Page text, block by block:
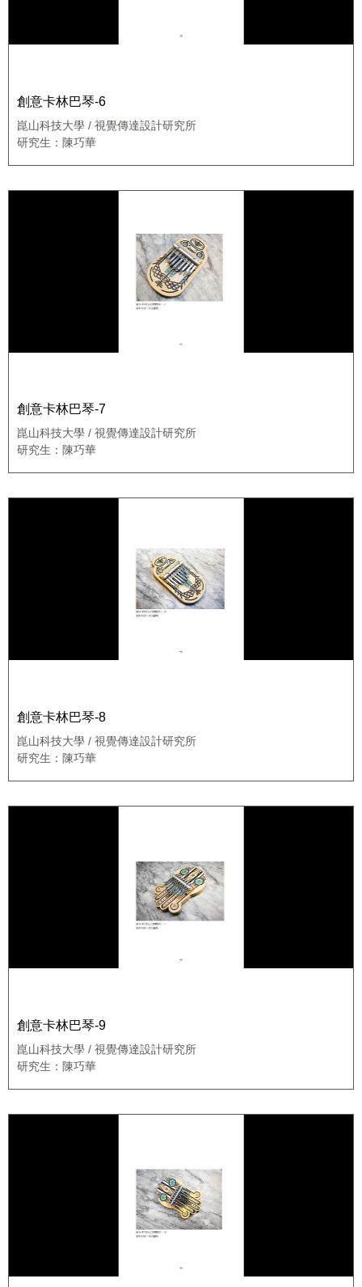
創意卡林巴琴-6
崑山科技大學 / 視覺傳達設計研究所
研究生：陳巧華
創意卡林巴琴-7
崑山科技大學 / 視覺傳達設計研究所
研究生：陳巧華
創意卡林巴琴-8
崑山科技大學 / 視覺傳達設計研究所
研究生：陳巧華
創意卡林巴琴-9
崑山科技大學 / 視覺傳達設計研究所
研究生：陳巧華